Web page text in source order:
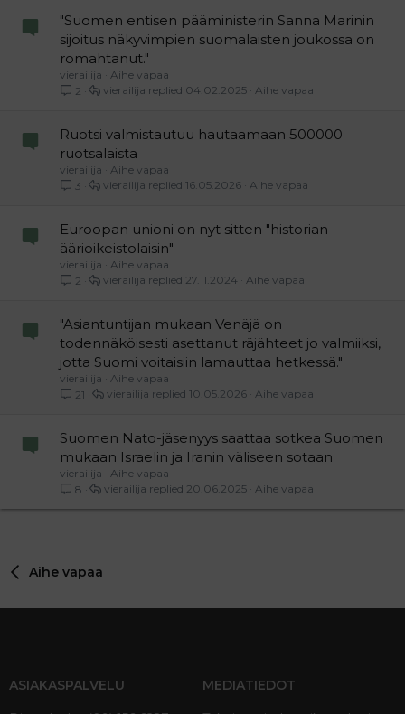
"Suomen entisen pääministerin Sanna Marinin
sijoitus näkyvimpien suomalaisten joukossa on
romahtanut."
vierailija
Aihe vapaa
2
Aihe vapaa
04.02.2025
vierailija
Ruotsi valmistautuu hautaamaan 500000
ruotsalaista
vierailija
Aihe vapaa
3
Aihe vapaa
16.05.2026
vierailija
Euroopan unioni on nyt sitten "historian
äärioikeistolaisin"
vierailija
Aihe vapaa
2
Aihe vapaa
27.11.2024
vierailija
"Asiantuntijan mukaan Venäjä on
todennäköisesti asettanut räjähteet jo valmiiksi,
jotta Suomi voitaisiin lamauttaa hetkessä."
vierailija
Aihe vapaa
21
Aihe vapaa
10.05.2026
vierailija
Suomen Nato-jäsenyys saattaa sotkea Suomen
mukaan Israelin ja Iranin väliseen sotaan
vierailija
Aihe vapaa
8
Aihe vapaa
20.06.2025
vierailija
Aihe vapaa
ASIAKASPALVELU MEDIATIEDOT